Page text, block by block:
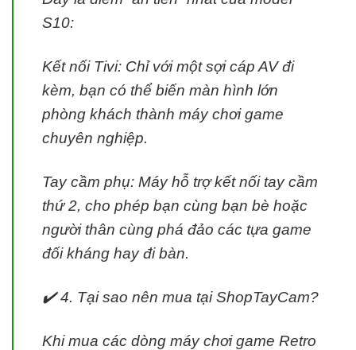
S10:
Kết nối Tivi: Chỉ với một sợi cáp AV đi
kèm, bạn có thể biến màn hình lớn
phòng khách thành máy chơi game
chuyên nghiệp.
Tay cầm phụ: Máy hỗ trợ kết nối tay cầm
thứ 2, cho phép bạn cùng bạn bè hoặc
người thân cùng phá đảo các tựa game
đối kháng hay đi bàn.
✔️ 4. Tại sao nên mua tại ShopTayCam?
Khi mua các dòng máy chơi game Retro